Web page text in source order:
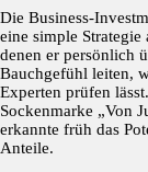
Die Business-
eine simple
denen er persönlich
Bauchgefühl leiten,
Experten prüfen
Sockenmarke „Von
erkannte früh das
Anteile.